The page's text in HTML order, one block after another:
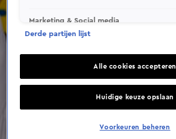
Marketing & Social media
Derde partijen lijst
Alle cookies accepteren
Huidige keuze opslaan
Voorkeuren beheren